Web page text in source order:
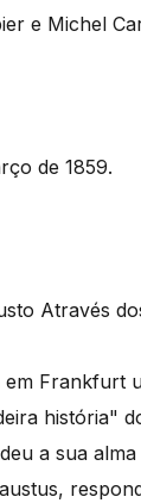
e Michel
de 1859.
Através
em Frankfurt
história"
a sua